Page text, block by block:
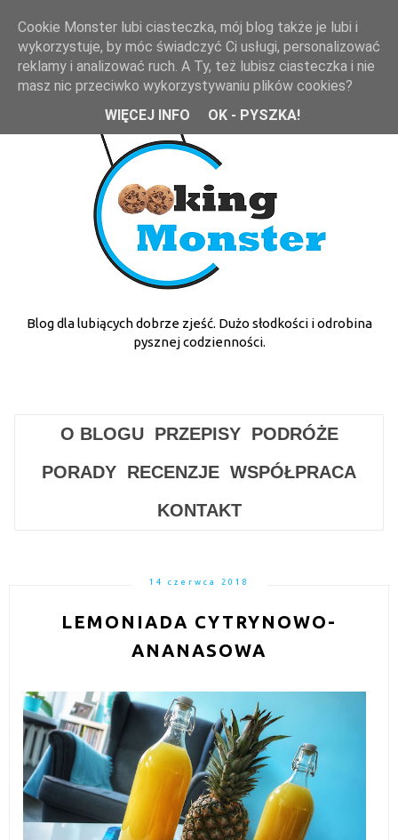
Blog dla lubiących dobrze zjeść. Dużo słodkości i odrobina
pysznej codzienności.
O BLOGU PRZEPISY
PODRÓŻE
PORADY RECENZJE WSPÓŁPRACA
KONTAKT
14 czerwca 2018
LEMONIADA CYTRYNOWO-
ANANASOWA
Cookie Monster lubi ciasteczka, mój blog także je lubi i
wykorzystuje, by móc świadczyć Ci usługi, personalizować
reklamy i analizować ruch. A Ty, też lubisz ciasteczka i nie
masz nic przeciwko wykorzystywaniu plików cookies?
WIĘCEJ INFO
OK - PYSZKA!